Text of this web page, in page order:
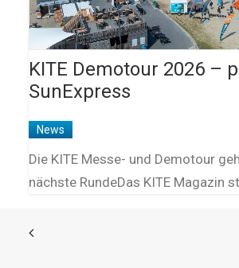
KITE Demotour 2026 –
SunExpress
News
Die KITE Messe- und Demotour
nächste RundeDas KITE Magazin